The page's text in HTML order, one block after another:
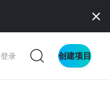
登录 创建项目